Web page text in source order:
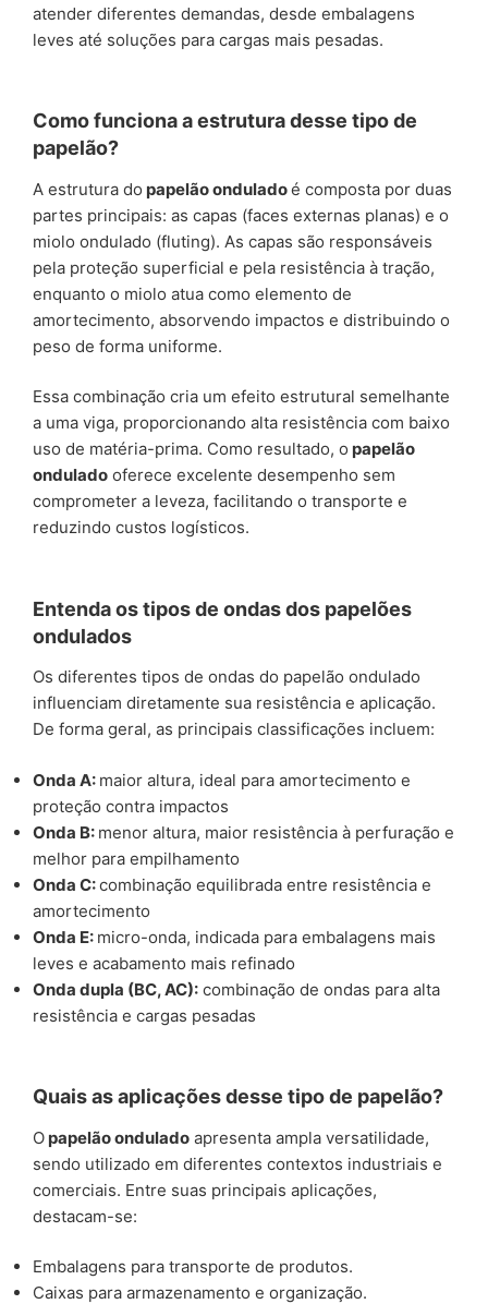
atender diferentes demandas, desde embalagens
leves até soluções para cargas mais pesadas.
Como funciona a estrutura desse tipo de
papelão?
A estrutura do papelão onduladoé composta por duas
partes principais: as capas (faces externas planas) e o
miolo ondulado (fluting). As capas são responsáveis
pela proteção superficial e pela resistência à tração,
enquanto o miolo atua como elemento de
amortecimento, absorvendo impactos e distribuindo o
peso de forma uniforme.
Essa combinação cria um efeito estrutural semelhante
a uma viga, proporcionando alta resistência com baixo
uso de matéria-prima. Como resultado, o papelão
ondulado oferece excelente desempenho sem
comprometer a leveza, facilitando o transporte e
reduzindo custos logísticos.
Entenda os tipos de ondas dos papelões
ondulados
Os diferentes tipos de ondas do papelão ondulado
influenciam diretamente sua resistência e aplicação.
De forma geral, as principais classificações incluem:
Onda A: maior altura, ideal para amortecimento e
proteção contra impactos
Onda B: menor altura, maior resistência à perfuração e
melhor para empilhamento
Onda C:combinação equilibrada entre resistência e
amortecimento
Onda E: micro-onda, indicada para embalagens mais
leves e acabamento mais refinado
Onda dupla (BC, AC): combinação de ondas para alta
resistência e cargas pesadas
Quais as aplicações desse tipo de papelão?
O papelão ondulado apresenta ampla versatilidade,
sendo utilizado em diferentes contextos industriais e
comerciais. Entre suas principais aplicações,
destacam-se:
Embalagens para transporte de produtos.
Caixas para armazenamento e organização.